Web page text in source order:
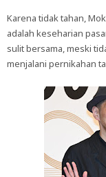
Karena tidak tahan,
adalah keseharian
sulit bersama, meski
menjalani pernikahan